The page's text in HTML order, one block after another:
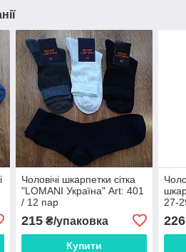
Чоловічі шкарпетки сітка
"LOMANI Україна" Art: 401
/ 12 пар
215₴/упаковка
Купити
27-
226